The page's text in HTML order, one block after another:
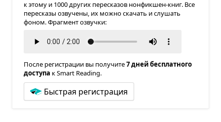
к этому и 1000 других пересказов нонфикшен-книг. Все
пересказы озвучены, их можно скачать и слушать
фоном. Фрагмент озвучки:
После регистрации вы получите7 дней бесплатного
доступа к Smart Reading.
Быстрая регистрация